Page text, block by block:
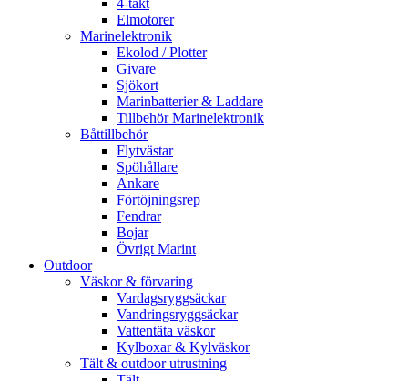
Elmotorer
Marinelektronik
Ekolod / Plotter
Givare
Sjökort
Marinbatterier & Laddare
Tillbehör Marinelektronik
Båttillbehör
Flytvästar
Spöhållare
Ankare
Förtöjningsrep
Fendrar
Bojar
Övrigt Marint
Outdoor
Väskor & förvaring
Vardagsryggsäckar
Vandringsryggsäckar
Vattentäta väskor
Kylboxar & Kylväskor
Tält & outdoor utrustning